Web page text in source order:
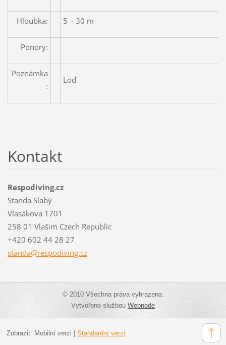
Hloubka: 5 – 30 m
Ponory:
Poznámka
:
Loď
Kontakt
Respodiving.cz
Standa Slabý
Vlasákova 1701
258 01 Vlašim Czech Republic
+420 602 44 28 27
standa@respodiving.cz
© 2010 Všechna práva vyhrazena.
Vytvořeno službouWebnode
Zobrazit: Mobilní verzi Standardní verzi